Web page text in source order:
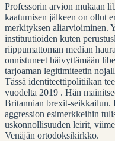
Professorin arvion mukaan
kaatumisen jälkeen on ollut
merkityksen aliarvioiminen.
instituutioiden kuten
riippumattoman median
onnistuneet häivyttämään
tarjoaman legitimiteetin
Tässä identiteettipolitiikan
vuodelta 2019 . Hän
Britannian brexit-seikkailun.
aggression esimerkkeihin
uskonnollisuuden leirit,
Venäjän ortodoksikirkko.